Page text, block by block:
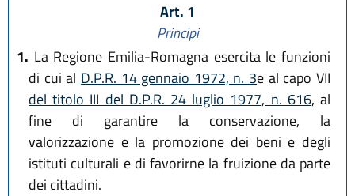
Art. 1
Principi
1. La Regione Emilia-Romagna esercita le funzioni
di cui al D.P.R. 14 gennaio 1972, n. 3e al capo VII
del titolo III del D.P.R. 24 luglio 1977, n. 616, al
fine di garantire la conservazione, la
valorizzazione e la promozione dei beni e degli
istituti culturali e di favorirne la fruizione da parte
dei cittadini.